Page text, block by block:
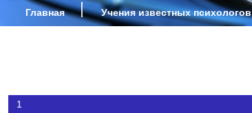
Главная Учения известных психологов
1